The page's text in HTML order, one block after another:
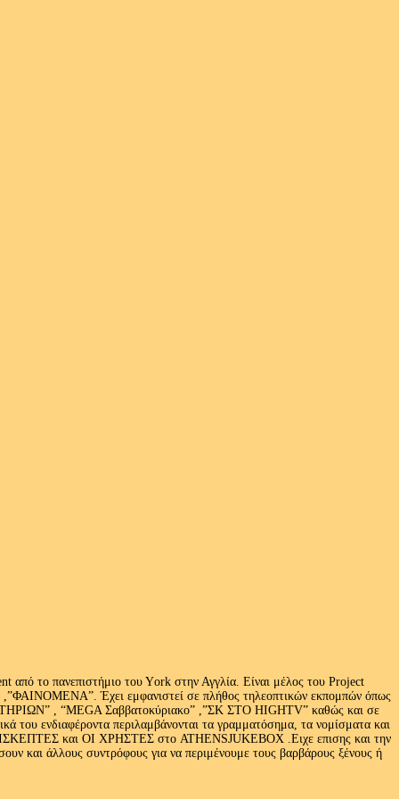
από το πανεπιστήμιο του Υork στην Αγγλία. Είναι μέλος του Project
,”ΦΑΙΝΟΜΕΝΑ”. Έχει εμφανιστεί σε πλήθος τηλεοπτικών εκπομπών όπως
, “MEGA Σαββατοκύριακο” ,”ΣΚ ΣΤΟ HIGHTV” καθώς και σε
του ενδιαφέροντα περιλαμβάνονται τα γραμματόσημα, τα νομίσματα και
και ΟΙ ΧΡΗΣΤΕΣ στο ATHENSJUKEBOX .Ειχε επισης και την
άλλους συντρόφους για να περιμένουμε τους βαρβάρους ξένους ή